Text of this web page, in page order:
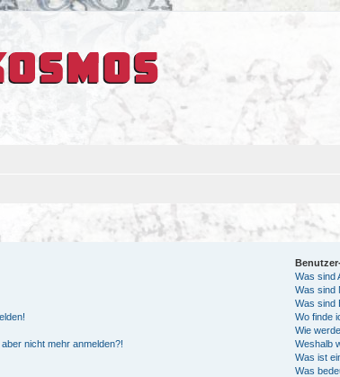
nicht mehr anmelden?!
Was sind
Was sind
Was sind
Wo finde
Wie
Weshalb
Was ist
Was